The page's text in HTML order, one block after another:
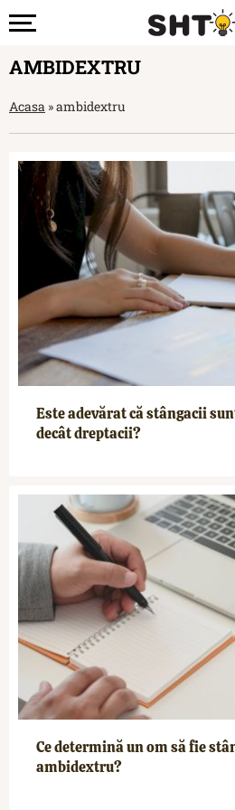
AMBIDEXTRU
Acasa »ambidextru
Este adevărat că stângacii
decât dreptacii?
Ce determină un om să fie
ambidextru?